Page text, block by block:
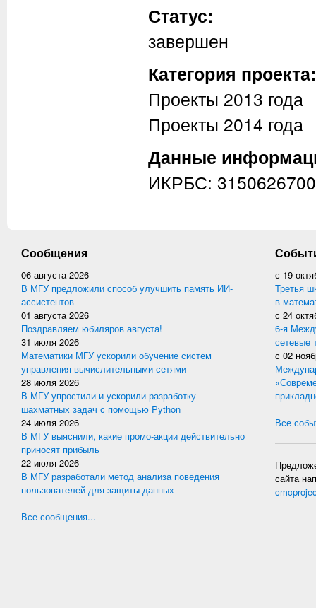
Статус:
завершен
Категория
Проекты 2013 года
Проекты 2014 года
Данные
ИКРБС:
Сообщения
06 августа 2026
В МГУ предложили способ улучшить память ИИ-
ассистентов
01 августа 2026
Поздравляем юбиляров августа!
31 июля 2026
Математики МГУ ускорили обучение систем
управления вычислительными сетями
28 июля 2026
В МГУ упростили и ускорили разработку
шахматных задач с помощью Python
24 июля 2026
В МГУ выяснили, какие промо-акции действительно
приносят прибыль
22 июля 2026
В МГУ разработали метод анализа поведения
пользователей для защиты данных
Все сообщения...
с 19
Третья
в
с 24
6-я
сетевые
с 02
Все
сайта